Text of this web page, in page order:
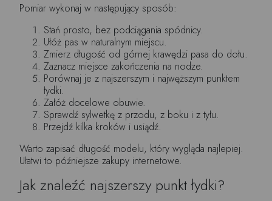
Pomiar wykonaj w następujący sposób:
Stań prosto, bez podciągania spódnicy.
Ułóż pas w naturalnym miejscu.
Zmierz długość od górnej krawędzi pasa do dołu.
Zaznacz miejsce zakończenia na nodze.
Porównaj je z najszerszym i najwęższym punktem
łydki.
Załóż docelowe obuwie.
Sprawdź sylwetkę z przodu, z boku i z tyłu.
Przejdź kilka kroków i usiądź.
Warto zapisać długość modelu, który wygląda najlepiej.
Ułatwi to późniejsze zakupy internetowe.
Jak znaleźć najszerszy punkt łydki?